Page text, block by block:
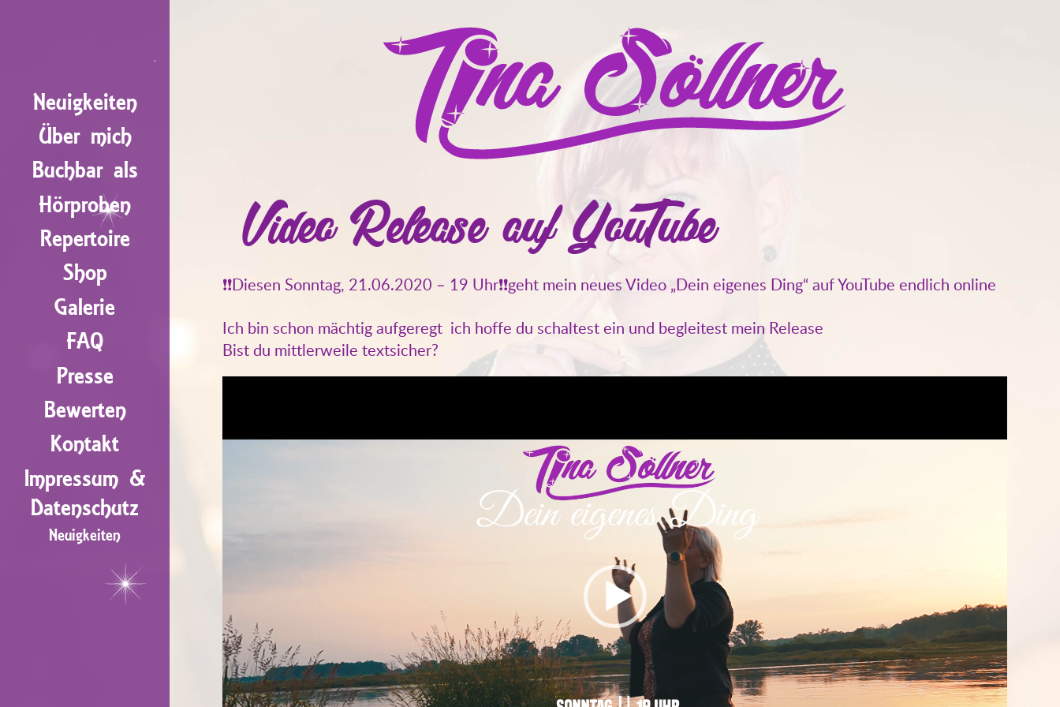
Neuigkeiten
Über mich
Buchbar als
Hörproben
Repertoire
Shop
Galerie
FAQ
Presse
Bewerten
Kontakt
Impressum &
Datenschutz
Neuigkeiten
Video Release auf YouTube
❗❗Diesen Sonntag, 21.06.2020 – 19 Uhr❗❗geht mein neues Video „Dein eigenes Ding“ auf YouTube endlich online
Ich bin schon mächtig aufgeregt ich hoffe du schaltest ein und begleitest mein Release
Bist du mittlerweile textsicher?